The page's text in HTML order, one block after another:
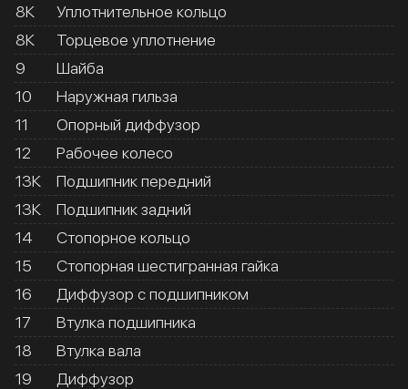
8К
Уплотнительное кольцо
8К
Торцевое уплотнение
9
Шайба
10
Наружная гильза
11
Опорный диффузор
12
Рабочее колесо
13К
Подшипник передний
13К
Подшипник задний
14
Стопорное кольцо
15
Стопорная шестигранная гайка
16
Диффузор с подшипником
17
Втулка подшипника
18
Втулка вала
19
Диффузор